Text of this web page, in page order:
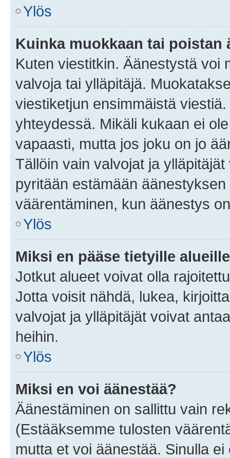
Ylös
Kuinka muokkaan tai poistan
Kuten viestitkin. Äänestystä voi
valvoja tai ylläpitäjä.
viestiketjun ensimmäistä
yhteydessä. Mikäli kukaan ei
vapaasti, mutta jos joku on jo
Tällöin vain valvojat ja
pyritään estämään
väärentäminen, kun äänestys
Ylös
Miksi en pääse tietyille
Jotkut alueet voivat olla
Jotta voisit nähdä, lukea,
valvojat ja ylläpitäjät voivat
heihin.
Ylös
Miksi en voi äänestää?
Äänestäminen on sallittu vain
(Estääksemme tulosten
mutta et voi äänestää. Sinulla